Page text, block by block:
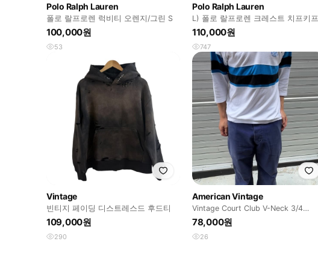
Polo Ralph Lauren
폴로 랄프로렌 럭비티 오렌지/그린 S
100,000원
53
Polo Ralph Lauren
L) 폴로 랄프로렌 크레스트 치프키프
빅포니 롱슬리브 PK 긴팔티
110,000원
747
Vintage
빈티지 페이딩 디스트레스드 후드티
109,000원
290
American Vintage
Vintage Court Club V-Neck 3/4
Sleeve tee
78,000원
26